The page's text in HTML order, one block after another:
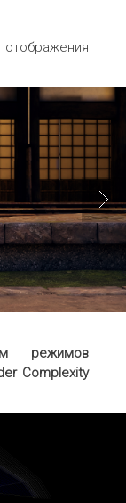
режимов
Complexity